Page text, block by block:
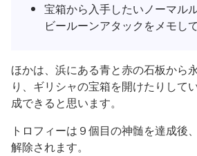
宝箱から入手したいノーマル
ビールーンアタックをメモし
ほかは、浜にある青と赤の石板から
り、ギリシャの宝箱を開けたりして
成できると思います。
トロフィーは９個目の神髄を達成後
解除されます。